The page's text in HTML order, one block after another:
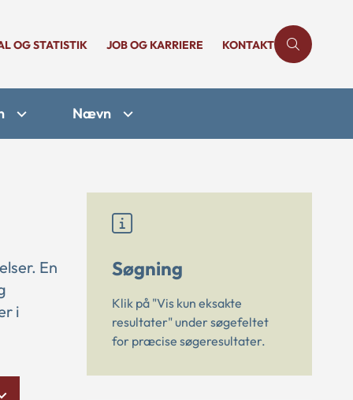
OG STATISTIK JOB OG KARRIERE KONTAKT
Nævn
En
i
Søgning
Klik på "Vis kun eksakte
resultater" under søgefeltet
for præcise søgeresultater.